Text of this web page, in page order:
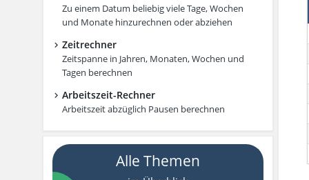
Zu einem Datum beliebig viele Tage, Wochen
und Monate hinzurechnen oder abziehen
Zeitrechner
Zeitspanne in Jahren, Monaten, Wochen und
Tagen berechnen
Arbeitszeit-Rechner
Arbeitszeit abzüglich Pausen berechnen
Alle Themen